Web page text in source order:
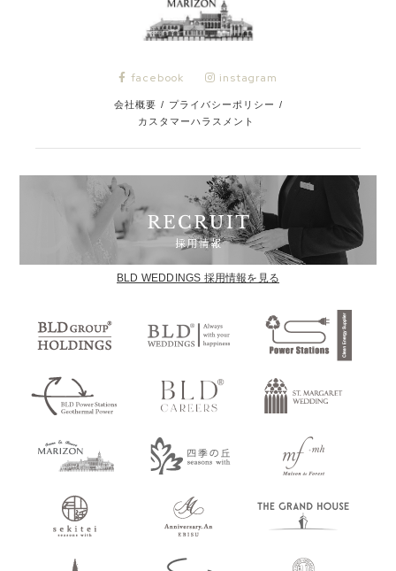
facebook instagram
会社概要 / プライバシーポリシー /
カスタマーハラスメント
BLD WEDDINGS 採用情報を見る